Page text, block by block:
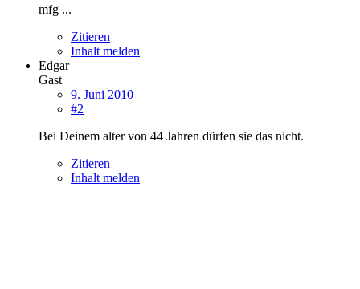
mfg ...
Zitieren
Inhalt melden
Edgar
Gast
9. Juni 2010
#2
Bei Deinem alter von 44 Jahren dürfen sie das nicht.
Zitieren
Inhalt melden